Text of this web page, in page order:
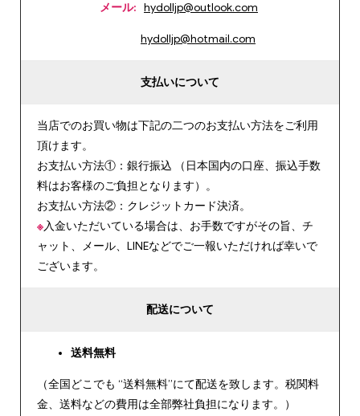
メール: hydolljp@outlook.com
hydolljp@hotmail.com
支払いについて
当店でのお買い物は下記の二つのお支払い方法をご利用
頂けます。
お支払い方法①：銀行振込 （日本国内の口座、振込手数
料はお客様のご負担となります）。
お支払い方法②：クレジットカード決済。
※入金いただいている場合は、お手数ですがその旨、チ
ャット、メール、LINEなどでご一報いただければ幸いで
ございます。
配送について
送料無料
（全国どこでも “送料無料”にて配送を致します。税関料
金、送料などの費用は全部弊社負担になります。）